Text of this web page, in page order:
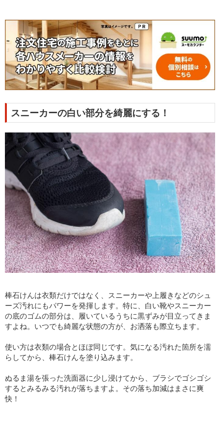
スニーカーの白い部分を綺麗にする！
棒石けんは衣類だけではなく、スニーカーや上履きなどのシュ
ーズ汚れにもパワーを発揮します。特に、白い靴やスニーカー
の底のゴムの部分は、履いているうちに黒ずみが目立ってきま
すよね。いつでも綺麗な状態の方が、お洒落も際立ちます。
使い方は衣類の場合とほぼ同じです。気になる汚れた箇所を濡
らしてから、棒石けんを塗り込みます。
ぬるま湯を張った洗面器に少し浸けてから、ブラシでゴシゴシ
するとみるみる汚れが落ちますよ。その落ち加減はまさに爽
快！